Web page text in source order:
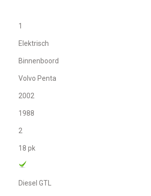
1
Elektrisch
Binnenboord
Volvo Penta
2002
1988
2
18 pk
Diesel GTL